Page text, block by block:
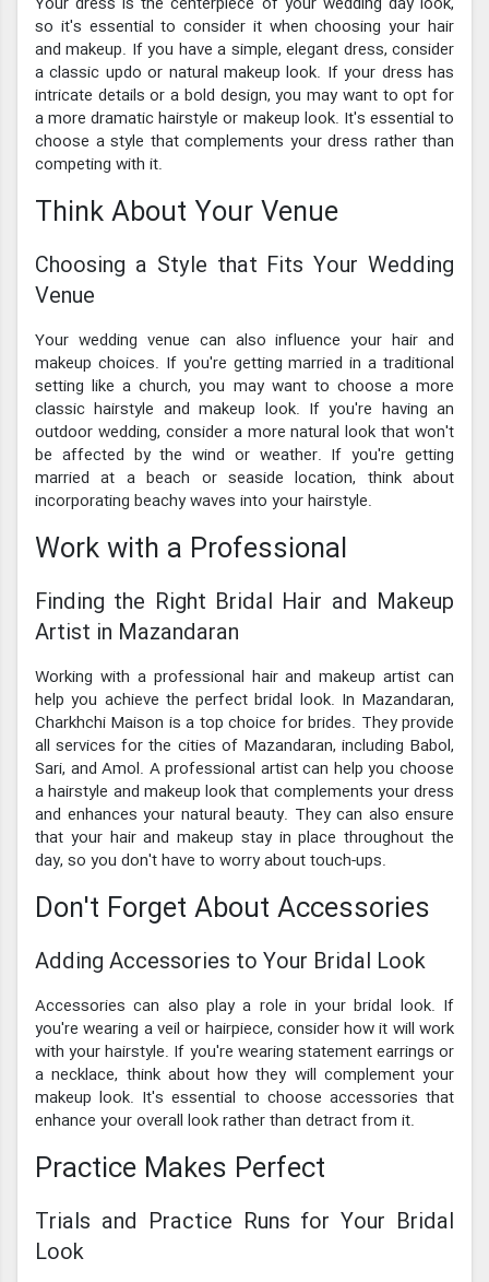
so it's essential to consider it when choosing your hair
and makeup. If you have a simple, elegant dress, consider
a classic updo or natural makeup look. If your dress has
intricate details or a bold design, you may want to opt for
a more dramatic hairstyle or makeup look. It's essential to
choose a style that complements your dress rather than
competing with it.
Think About Your Venue
Choosing a Style that Fits Your Wedding
Venue
Your wedding venue can also influence your hair and
makeup choices. If you're getting married in a traditional
setting like a church, you may want to choose a more
classic hairstyle and makeup look. If you're having an
outdoor wedding, consider a more natural look that won't
be affected by the wind or weather. If you're getting
married at a beach or seaside location, think about
incorporating beachy waves into your hairstyle.
Work with a Professional
Finding the Right Bridal Hair and Makeup
Artist in Mazandaran
Working with a professional hair and makeup artist can
help you achieve the perfect bridal look. In Mazandaran,
Charkhchi Maison is a top choice for brides. They provide
all services for the cities of Mazandaran, including Babol,
Sari, and Amol. A professional artist can help you choose
a hairstyle and makeup look that complements your dress
and enhances your natural beauty. They can also ensure
that your hair and makeup stay in place throughout the
day, so you don't have to worry about touch-ups.
Don't Forget About Accessories
Adding Accessories to Your Bridal Look
Accessories can also play a role in your bridal look. If
you're wearing a veil or hairpiece, consider how it will work
with your hairstyle. If you're wearing statement earrings or
a necklace, think about how they will complement your
makeup look. It's essential to choose accessories that
enhance your overall look rather than detract from it.
Practice Makes Perfect
Trials and Practice Runs for Your Bridal
Look